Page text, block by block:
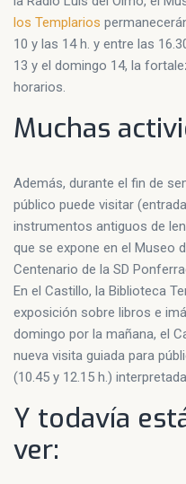
los Templarios
10 y las 14 h. y entre las
13 y el domingo 14, la
horarios.
Muchas
Además, durante el fin de
público puede visitar
instrumentos antiguos de
que se expone en el Museo
Centenario de la SD
En el Castillo, la Biblioteca
exposición sobre libros e
domingo por la mañana, el
nueva visita guiada para
(10.45 y 12.15 h.)
Y todavía
ver: